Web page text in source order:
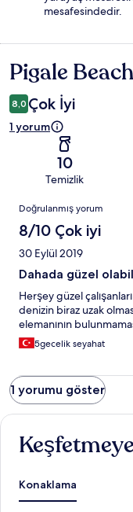
mesafesindedir.
Yorumlar
Pigale
8,0 Çok İyi
1 yorum
10
Temizlik
Yorumlar
Doğrulanmış yorum
8/10 Çok iyi
30 Eylül 2019
Dahada güzel
Herşey güzel
denizin biraz uzak
elemanının
5gecelik seyahat
1 yorumu göster
Konaklama